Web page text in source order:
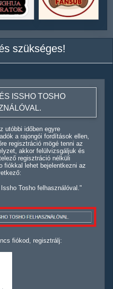
szükséges!
ISSHO TOSHO
utóbbi időben egyre
a rajongói fordítások ellen,
regisztráció mögé tenni az
akkor felülvizsgáljuk és
regisztráció nélküli
fiókkal lehet bejelentkezni az
Tosho felhasználóval."
fiókod, regisztrálj: